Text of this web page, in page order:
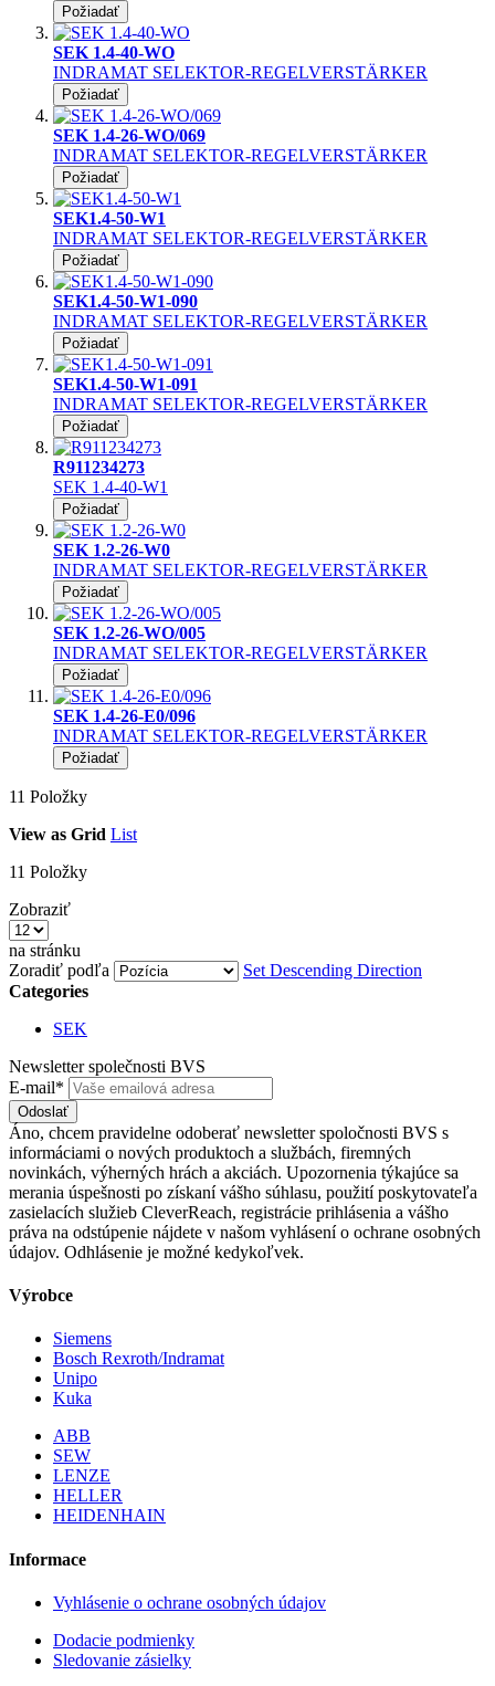
Požiadať
SEK 1.4-40-WO
INDRAMAT SELEKTOR-REGELVERSTÄRKER
Požiadať
SEK 1.4-26-WO/069
INDRAMAT SELEKTOR-REGELVERSTÄRKER
Požiadať
SEK1.4-50-W1
INDRAMAT SELEKTOR-REGELVERSTÄRKER
Požiadať
SEK1.4-50-W1-090
INDRAMAT SELEKTOR-REGELVERSTÄRKER
Požiadať
SEK1.4-50-W1-091
INDRAMAT SELEKTOR-REGELVERSTÄRKER
Požiadať
R911234273
SEK 1.4-40-W1
Požiadať
SEK 1.2-26-W0
INDRAMAT SELEKTOR-REGELVERSTÄRKER
Požiadať
SEK 1.2-26-WO/005
INDRAMAT SELEKTOR-REGELVERSTÄRKER
Požiadať
SEK 1.4-26-E0/096
INDRAMAT SELEKTOR-REGELVERSTÄRKER
Požiadať
11 Položky
View as Grid List
11 Položky
Zobraziť
na stránku
Zoradiť podľa
Set Descending Direction
Categories
SEK
Newsletter společnosti BVS
E-mail*
Odoslať
Áno, chcem pravidelne odoberať newsletter spoločnosti BVS s
informáciami o nových produktoch a službách, firemných
novinkách, výherných hrách a akciách. Upozornenia týkajúce sa
merania úspešnosti po získaní vášho súhlasu, použití poskytovateľa
zasielacích služieb CleverReach, registrácie prihlásenia a vášho
práva na odstúpenie nájdete v našom vyhlásení o ochrane osobných
údajov. Odhlásenie je možné kedykoľvek.
Výrobce
Siemens
Bosch Rexroth/Indramat
Unipo
Kuka
ABB
SEW
LENZE
HELLER
HEIDENHAIN
Informace
Vyhlásenie o ochrane osobných údajov
Dodacie podmienky
Sledovanie zásielky